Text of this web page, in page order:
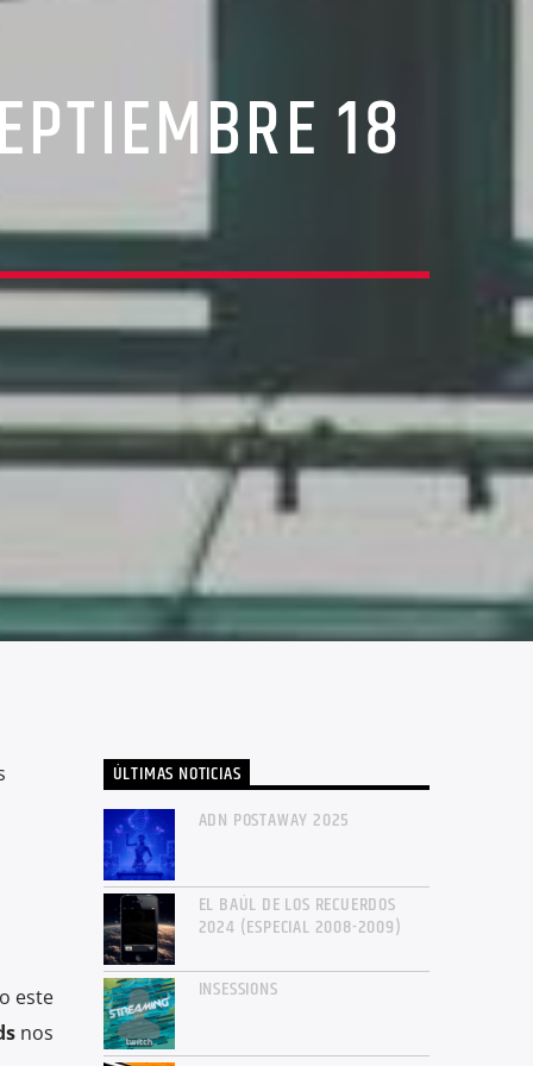
18
este
nos
ÚLTIMAS NOTICIAS
ADN POSTAWAY 2025
EL BAÚL DE LOS RECUERDOS
2024 (ESPECIAL 2008-2009)
INSESSIONS